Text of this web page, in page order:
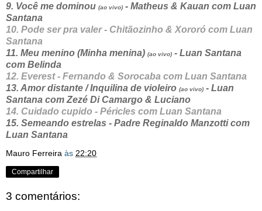
9. Você me dominou (ao vivo) - Matheus & Kauan com Luan
Santana
10. Pode ser pra valer - Chitãozinho & Xororó com Luan
Santana
11. Meu menino (Minha menina) (ao vivo) - Luan Santana
com Belinda
12. Everest - Fernando & Sorocaba com Luan Santana
13. Amor distante / Inquilina de violeiro (ao vivo) - Luan
Santana com Zezé Di Camargo & Luciano
14. Cuidado cupido - Péricles com Luan Santana
15. Semeando estrelas - Padre Reginaldo Manzotti com
Luan Santana
Mauro Ferreira às 22:20
Compartilhar
3 comentários: